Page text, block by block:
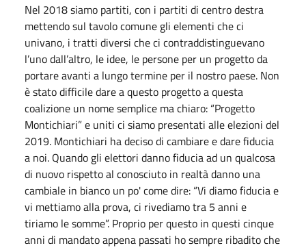
Nel 2018 siamo partiti, con i partiti di centro destra
mettendo sul tavolo comune gli elementi che ci
univano, i tratti diversi che ci contraddistinguevano
l’uno dall’altro, le idee, le persone per un progetto da
portare avanti a lungo termine per il nostro paese. Non
è stato difficile dare a questo progetto a questa
coalizione un nome semplice ma chiaro: “Progetto
Montichiari” e uniti ci siamo presentati alle elezioni del
2019. Montichiari ha deciso di cambiare e dare fiducia
a noi. Quando gli elettori danno fiducia ad un qualcosa
di nuovo rispetto al conosciuto in realtà danno una
cambiale in bianco un po' come dire: “Vi diamo fiducia e
vi mettiamo alla prova, ci rivediamo tra 5 anni e
tiriamo le somme”. Proprio per questo in questi cinque
anni di mandato appena passati ho sempre ribadito che